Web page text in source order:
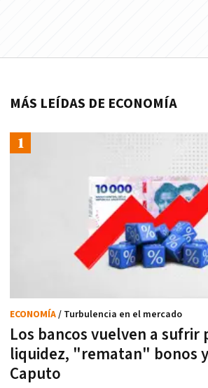
MÁS LEÍDAS DE ECONOMÍA
Los bancos vuelven a
liquidez, "rematan" bonos
Caputo
ECONOMÍA/ Turbulencia en el mercado